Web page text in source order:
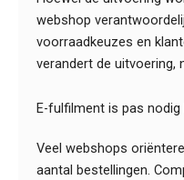
webshop
voorraadkeuzes en
verandert de uitvoering,
E-fulfilment is pas
Veel webshops
aantal bestellingen.